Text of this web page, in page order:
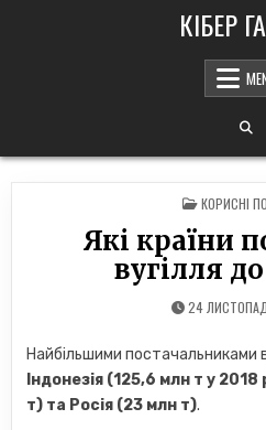
КІБЕР
POSTED
IN
КОРИСНІ
Які країни
вугілля
24
Найбільшими постачальниками
Індонезія (125,6 млн т у
т) та Росія (23 млн т).